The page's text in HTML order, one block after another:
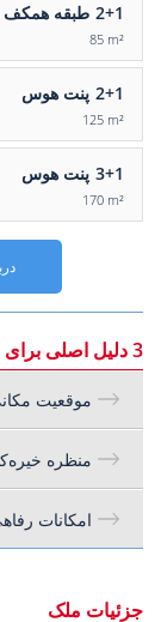
2+1 طبقه همکف
85 m²
2+1 پنت هوس
125 m²
3+1 پنت هوس
170 m²
3 دلیل اصلی برای خرید
موقعیت مکانی در
منظره
امکانات
جزئیات ملک